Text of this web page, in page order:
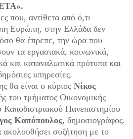
που, αντίθετα από ό,τι
Ευρώπη, στην Ελλάδα δεν
θα έπρεπε, την ώρα που
τα εργασιακά, κοινωνικά,
και καταναλωτικά πρότυπα και
υπηρεσίες.
θα είναι ο κύριος Νίκος
του τμήματος Οικονομικής
Πανεπιστημίου
Καπόπουλος, δημοσιογράφος.
ακολουθήσει συζήτηση με το